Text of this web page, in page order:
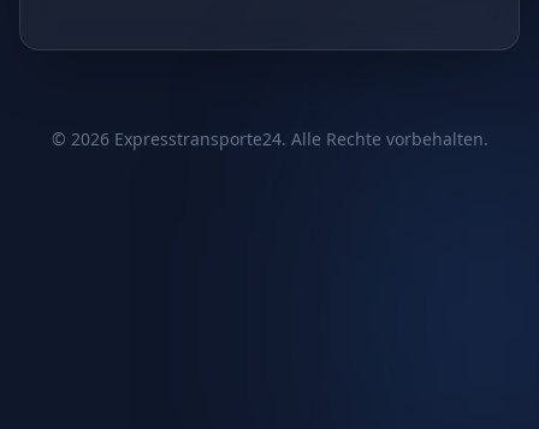
© 2026Expresstransporte24. Alle Rechte vorbehalten.